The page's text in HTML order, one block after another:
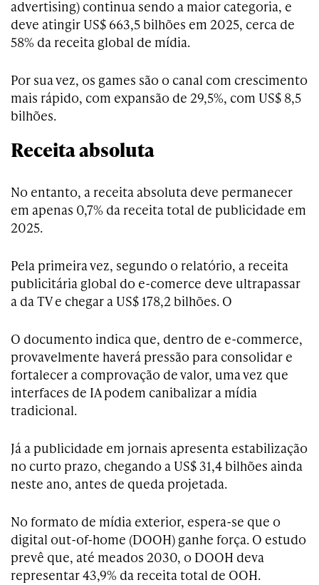
advertising) continua sendo a maior categoria, e
deve atingir US$ 663,5 bilhões em 2025, cerca de
58% da receita global de mídia.
Por sua vez, os games são o canal com crescimento
mais rápido, com expansão de 29,5%, com US$ 8,5
bilhões.
Receita absoluta
No entanto, a receita absoluta deve permanecer
em apenas 0,7% da receita total de publicidade em
2025.
Pela primeira vez, segundo o relatório, a receita
publicitária global do e-comerce deve ultrapassar
a da TV e chegar a US$ 178,2 bilhões. O
O documento indica que, dentro de e-commerce,
provavelmente haverá pressão para consolidar e
fortalecer a comprovação de valor, uma vez que
interfaces de IA podem canibalizar a mídia
tradicional.
Já a publicidade em jornais apresenta estabilização
no curto prazo, chegando a US$ 31,4 bilhões ainda
neste ano, antes de queda projetada.
No formato de mídia exterior, espera-se que o
digital out-of-home (DOOH) ganhe força. O estudo
prevê que, até meados 2030, o DOOH deva
representar 43,9% da receita total de OOH.